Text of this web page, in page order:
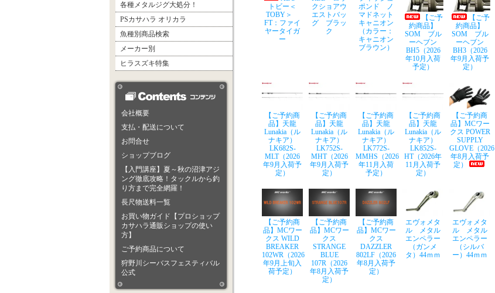
各種メタルジグ大処分！
PSカサハラ オリカラ
魚種別商品検索
メーカー別
ヒラスズキ特集
会社概要
支払・配送について
お問合せ
ショップブログ
【入門講座】夏～秋の沼津アジ
ング徹底攻略！タックルから釣
り方まで完全網羅！
長尺物送料一覧
お買い物ガイド【プロショップ
カサハラ通販ショップの使い
方】
ご予約商品について
狩野川シーバスフェスティバル
公式
トビー＜
TOBY＞
FT：ファイ
ヤータイガ
ー
クショアウ
エストバッ
グ ブラッ
ク
ポンド ノ
マドネット
キャニオン
（カラー：
キャニオン
ブラウン）
【ご予
約商品】
SOM ブル
ーヘブン
BH5（2026
年10月入荷
予定）
【ご予
約商品】
SOM ブル
ーヘブン
BH3（2026
年9月入荷予
定）
【ご予約商
品】天龍
Lunakia（ル
ナキア）
LK682S-
MLT（2026
年9月入荷予
定）
【ご予約商
品】天龍
Lunakia（ル
ナキア）
LK752S-
MHT（2026
年9月入荷予
定）
【ご予約商
品】天龍
Lunakia（ル
ナキア）
LK772S-
MMHS（2026
年11月入荷
予定）
【ご予約商
品】天龍
Lunakia（ル
ナキア）
LK852S-
HT（2026年
11月入荷予
定）
【ご予約商
品】MCワー
クス POWER
SUPPLY
GLOVE（2026
年8月入荷予
定）
【ご予約商
品】MCワー
クス WILD
BREAKER
102WR（2026
年9月上旬入
荷予定）
【ご予約商
品】MCワー
クス
STRANGE
BLUE
107R（2026
年8月入荷予
定）
【ご予約商
品】MCワー
クス
DAZZLER
802LF（2026
年8月入荷予
定）
エヴォメタ
ル メタル
エンペラー
（ガンメ
タ）44ｍｍ
エヴォメタ
ル メタル
エンペラー
（シルバ
ー）44ｍｍ